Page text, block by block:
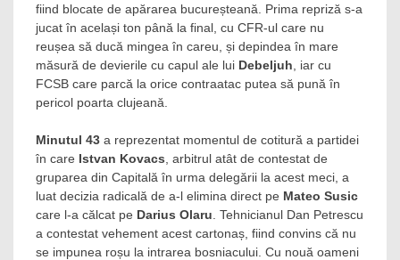
fiind blocate de apărarea bucureșteană. Prima repriză s-a
jucat în același ton până la final, cu CFR-ul care nu
reușea să ducă mingea în careu, și depindea în mare
măsură de devierile cu capul ale lui Debeljuh , iar cu
FCSB care parcă la orice contraatac putea să pună în
pericol poarta clujeană.
Minutul 43 a reprezentat momentul de cotitură a partidei
în care Istvan Kovacs , arbitrul atât de contestat de
gruparea din Capitală în urma delegării la acest meci, a
luat decizia radicală de a-l elimina direct pe Mateo Susic
care l-a călcat pe Darius Olaru . Tehnicianul Dan Petrescu
a contestat vehement acest cartonaș, fiind convins că nu
se impunea roșu la intrarea bosniacului. Cu nouă oameni